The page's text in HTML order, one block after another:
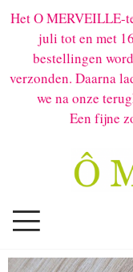
Het O MERVEILLE-
juli tot en met
bestellingen
verzonden. Daarna
we na onze
Een fijne